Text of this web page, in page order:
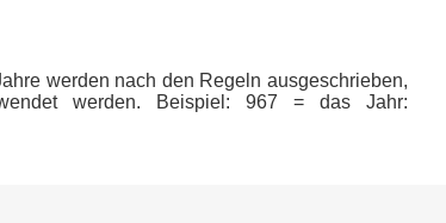
werden nach den Regeln ausgeschrieben,
werden. Beispiel: 967 = das Jahr: